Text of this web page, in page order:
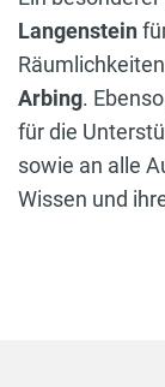
Langenstein
Arbing.
für die
sowie an alle
Wissen und